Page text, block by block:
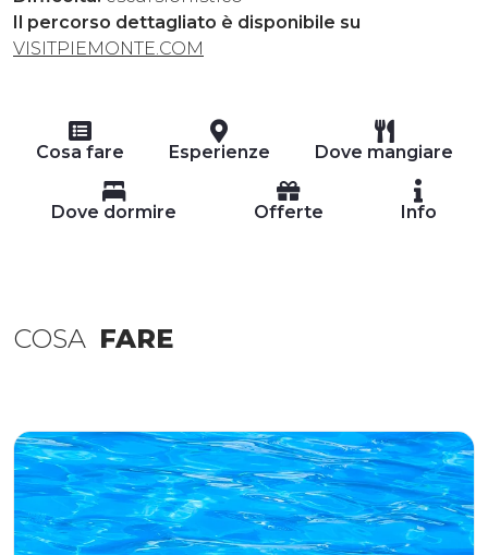
Il percorso dettagliato è disponibile su
VISITPIEMONTE.COM
Cosa fare Esperienze Dove mangiare
Dove dormire Offerte Info
COSA FARE